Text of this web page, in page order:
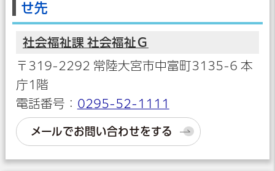
せ先
社会福祉課 社会福祉Ｇ
〒319-2292 常陸大宮市中富町3135-6 本
庁1階
電話番号： 0295-52-1111
メールでお問い合わせをする